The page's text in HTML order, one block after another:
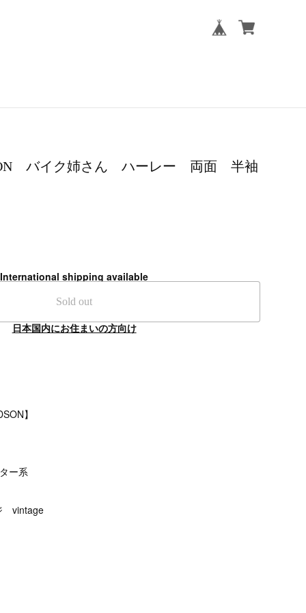
バイク姉さん ハーレー 両面 半袖
International shipping available
Sold out
日本国内にお住まいの方向け
】
ー系
vintage